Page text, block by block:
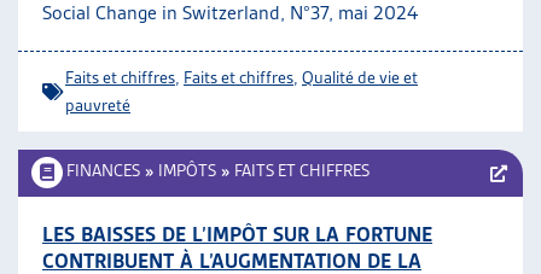
Social Change in Switzerland, N°37, mai 2024
Faits et chiffres Faits et chiffres Qualité de vie et
pauvreté
FINANCES » IMPÔTS » FAITS ET CHIFFRES
LES BAISSES DE L’IMPÔT SUR LA FORTUNE
CONTRIBUENT À L’AUGMENTATION DE LA